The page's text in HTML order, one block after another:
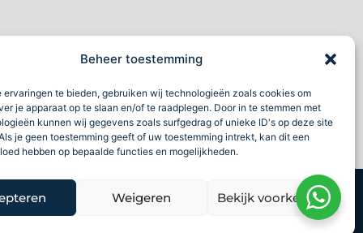
Beheer toestemming
ervaringen te bieden, gebruiken wij technologieën zoals cookies om
je apparaat op te slaan en/of te raadplegen. Door in te stemmen met
kunnen wij gegevens zoals surfgedrag of unieke ID's op deze site
je geen toestemming geeft of uw toestemming intrekt, kan dit een
hebben op bepaalde functies en mogelijkheden.
Weigeren Bekijk voorkeuren
wilt
Wij accepteren